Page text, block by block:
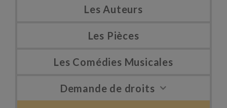
Les Auteurs
Les Pièces
Les Comédies Musicales
Demande de droits